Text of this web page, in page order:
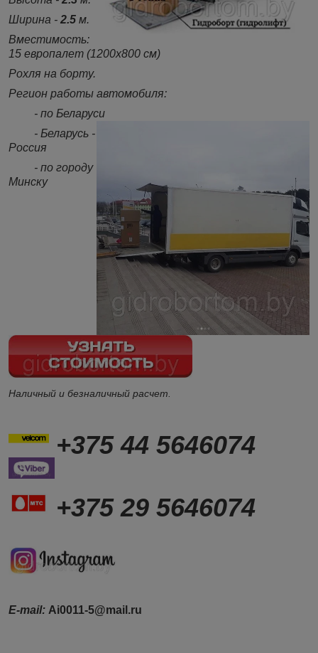
Ширина - 2.5 м.
Вместимость:
15 европалет (1200х800 см)
Рохля на борту.
Регион работы автомобиля:
- по Беларуси
- Беларусь -
Россия
- по городу
Минску
Наличный и безналичный расчет.
+375 44 5646074
+375 29 5646074
Е-mail: Ai0011-5@mail.ru